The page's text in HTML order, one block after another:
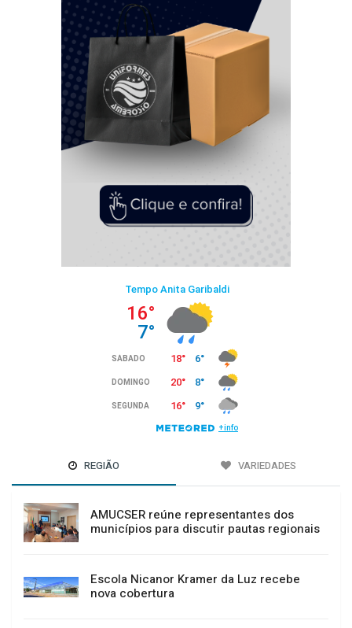
REGIÃO VARIEDADES
AMUCSER reúne representantes dos
municípios para discutir pautas regionais
Escola Nicanor Kramer da Luz recebe
nova cobertura